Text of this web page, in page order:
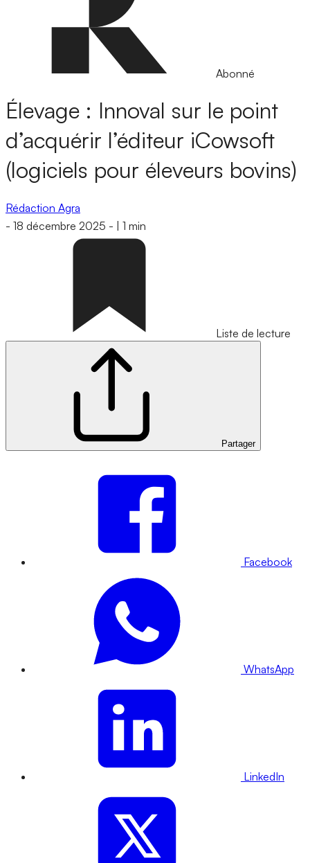
Abonné
Élevage : Innoval sur le point
d’acquérir l’éditeur iCowsoft
(logiciels pour éleveurs bovins)
Rédaction Agra
- 18 décembre 2025 - 1 min
Liste de lecture
Partager
Facebook
WhatsApp
LinkedIn